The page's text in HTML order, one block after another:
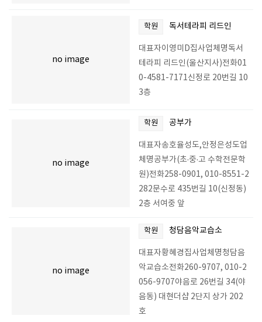
no image
학원 독서테라피 리드인
대표자이영미D집사업체명독서
테라피 리드인(울산지사)전화01
0-4581-7171신정로 20번길 10
3층
no image
학원 공부가
대표자송호율성도,안정은성도업
체명공부가(초·중·고 수학전문학
원)전화258-0901, 010-8551-2
282문수로 435번길 10(신정동)
2층 서여중 앞
no image
학원 청담음악교습소
대표자황혜경집사업체명청담음
악교습소전화260-9707, 010-2
056-9707야음로 26번길 34(야
음동) 대현더샵 2단지 상가 202
호